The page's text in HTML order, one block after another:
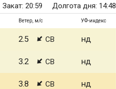
Закат: 20:59 Долгота дня: 14:48
Ветер, м/с УФ-индекс
2.5 СВ нд
3.2 СВ нд
3.8 СВ нд